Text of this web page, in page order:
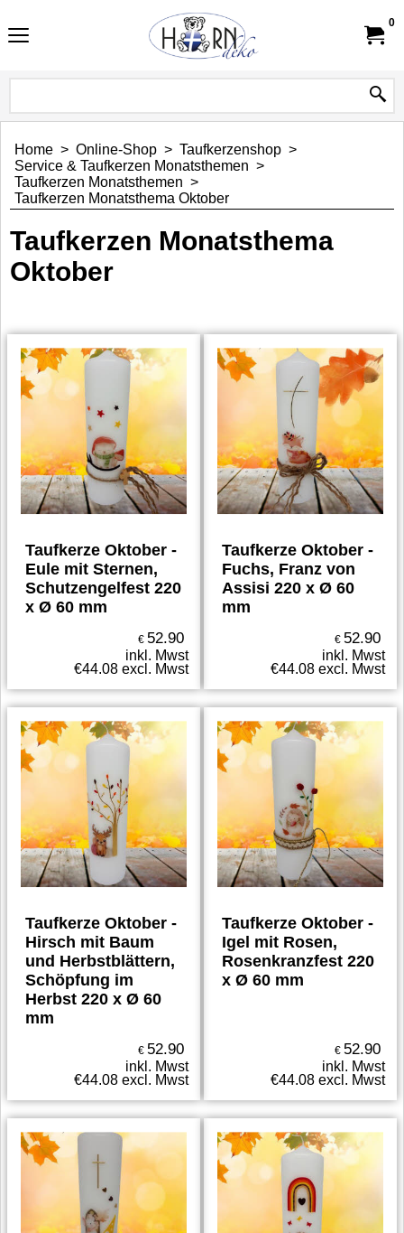
0
Home > Online-Shop > Taufkerzenshop >
Service & Taufkerzen Monatsthemen >
Taufkerzen Monatsthemen >
Taufkerzen Monatsthema Oktober
Taufkerzen Monatsthema
Oktober
Taufkerze Oktober -
Eule mit Sternen,
Schutzengelfest 220
x Ø 60 mm
€ 52.90
inkl. Mwst
€44.08 excl. Mwst
Taufkerze Oktober -
Fuchs, Franz von
Assisi 220 x Ø 60
mm
€ 52.90
inkl. Mwst
€44.08 excl. Mwst
Taufkerze Oktober -
Hirsch mit Baum
und Herbstblättern,
Schöpfung im
Herbst 220 x Ø 60
mm
€ 52.90
inkl. Mwst
€44.08 excl. Mwst
Taufkerze Oktober -
Igel mit Rosen,
Rosenkranzfest 220
x Ø 60 mm
€ 52.90
inkl. Mwst
€44.08 excl. Mwst